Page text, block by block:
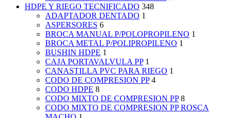
HDPE Y RIEGO TECNIFICADO 348
ADAPTADOR DENTADO 1
ASPERSORES 6
BROCA MANUAL P/POLOPROPILENO 1
BROCA METAL P/POLIPROPILENO 1
BUSHIN HDPE 1
CAJA PORTAVALVULA PP 1
CANASTILLA PVC PARA RIEGO 1
CODO DE COMPRESION PP 4
CODO HDPE 8
CODO MIXTO DE COMPRESION PP 8
CODO MIXTO DE COMPRESION PP ROSCA